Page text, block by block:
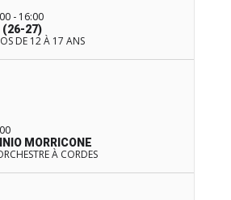
- 16:00
(26-27)
DE 12 À 17 ANS
MORRICONE
À CORDES